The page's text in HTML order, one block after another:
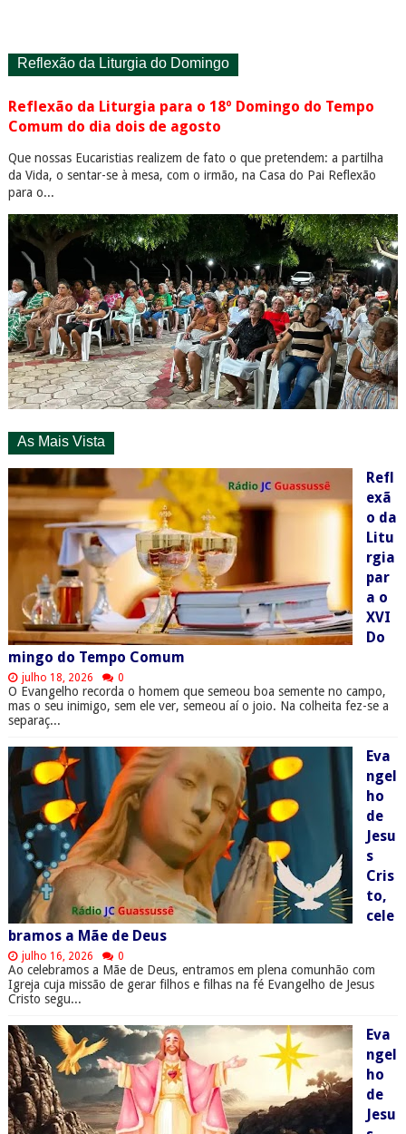
Reflexão da Liturgia do Domingo
Reflexão da Liturgia para o 18º Domingo do Tempo
Comum do dia dois de agosto
Que nossas Eucaristias realizem de fato o que pretendem: a partilha
da Vida, o sentar-se à mesa, com o irmão, na Casa do Pai Reflexão
para o...
As Mais Vista
Refl
exã
o da
Litu
rgia
par
a o
XVI
Do
mingo do Tempo Comum
julho 18, 2026 0
O Evangelho recorda o homem que semeou boa semente no campo,
mas o seu inimigo, sem ele ver, semeou aí o joio. Na colheita fez-se a
separaç...
Eva
ngel
ho
de
Jesu
s
Cris
to,
cele
bramos a Mãe de Deus
julho 16, 2026 0
Ao celebramos a Mãe de Deus, entramos em plena comunhão com
Igreja cuja missão de gerar filhos e filhas na fé Evangelho de Jesus
Cristo segu...
Eva
ngel
ho
de
Jesu